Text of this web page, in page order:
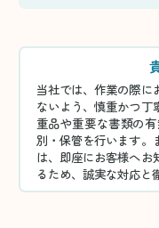
当社では、作業の際に
ないよう、慎重かつ丁
重品や重要な書類の
別・保管を行います。
は、即座にお客様へお
るため、誠実な対応と